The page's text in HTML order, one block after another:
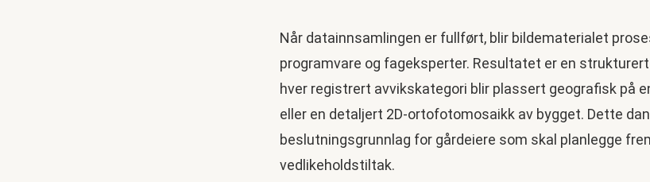
Når datainnsamlingen er fullført, blir bildematerialet
programvare og fageksperter. Resultatet er en
hver registrert avvikskategori blir plassert geografisk på
eller en detaljert 2D-ortofotomosaikk av bygget. Dette
beslutningsgrunnlag for gårdeiere som skal planlegge
vedlikeholdstiltak.